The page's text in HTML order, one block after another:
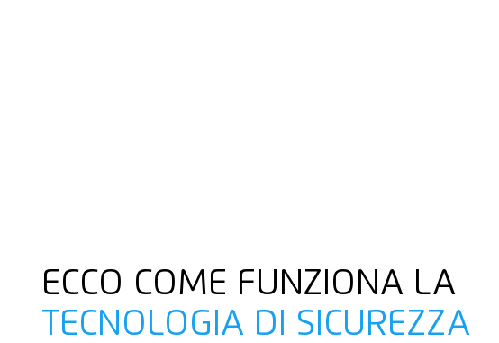
ECCO COME FUNZIONA LA
TECNOLOGIA DI SICUREZZA